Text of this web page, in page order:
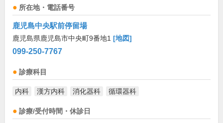
所在地・電話番号
鹿児島中央駅前停留場
鹿児島県鹿児島市中央町9番地1 [地図]
099-250-7767
診療科目
内科 漢方内科 消化器科 循環器科
診療/受付時間・休診日